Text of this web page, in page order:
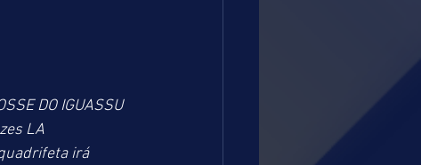
DO IGUASSU
LA
irá